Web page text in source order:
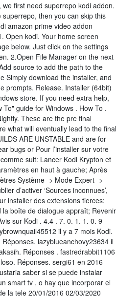
we first need superrepo kodi addon.
superrepo, then you can skip this
amazon prime video addon
Open kodi. Your home screen
below. Just click on the settings
2.Open File Manager on the next
source to add the path to the
Simply download the installer, and
prompts. Release. Installer (64bit)
store. If you need extra help,
To" guide for Windows . How To .
These are the pre final
what will eventually lead to the final
ARE UNSTABLE and are for
bugs or Pour l’installer sur votre
suit: Lancer Kodi Krypton et
en haut à gauche; Après
Système -> Mode Expert ->
d’activer ‘Sources inconnues’,
installer des extensions tierces;
la boîte de dialogue appraît; Revenir
sur Kodi . 4.4 . 7. 0. 1. 1. 0. 9
il y a 7 mois Kodi.
lazyblueanchovy23634 il
Réponses . fastredrabbit1106
Réponses. sergi61 en 2016
saber si se puede instalar
smart tv , o hay que incorporar el
la tele 20/01/2016 02/03/2020